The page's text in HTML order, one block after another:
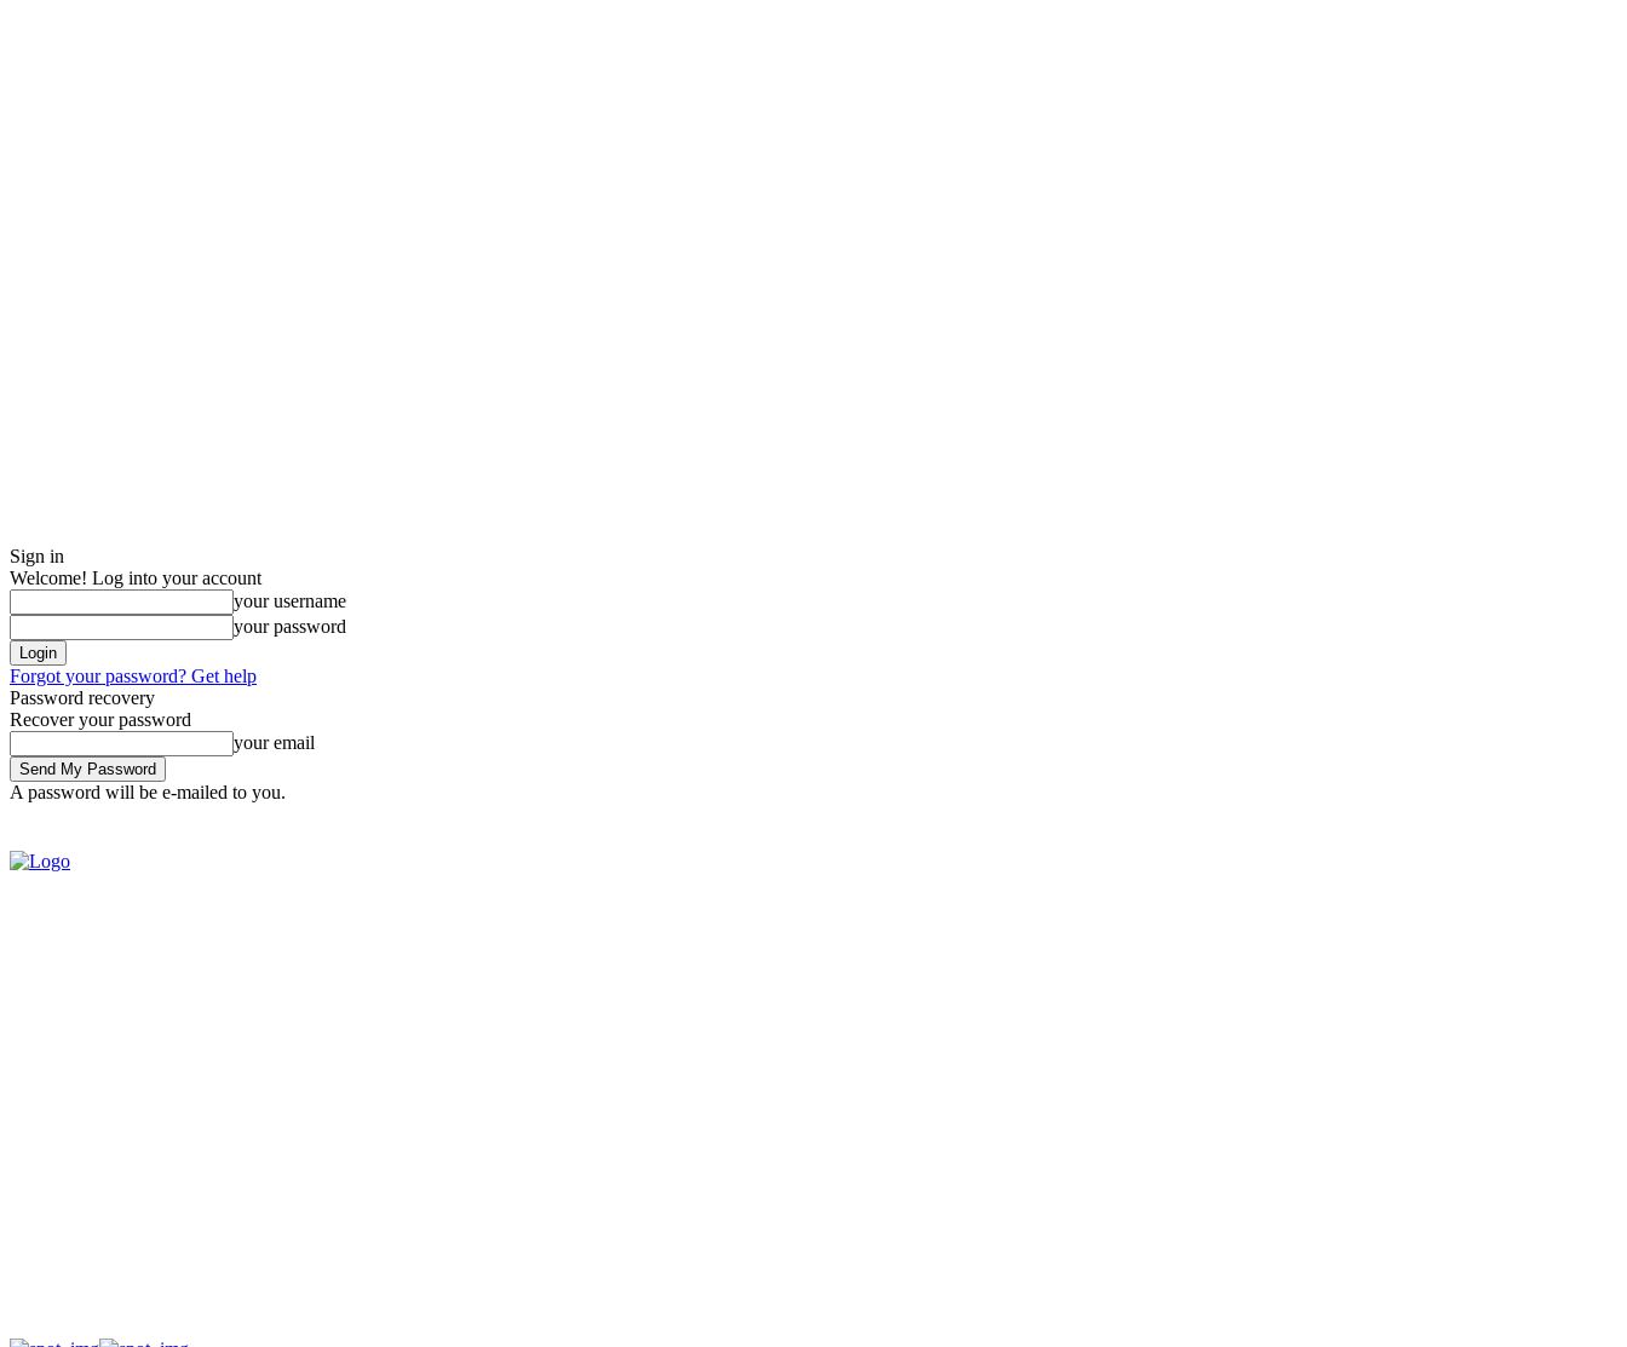
Sign in
Welcome! Log into your account
your username
your password
Forgot your password? Get help
Password recovery
Recover your password
your email
A password will be e-mailed to you.